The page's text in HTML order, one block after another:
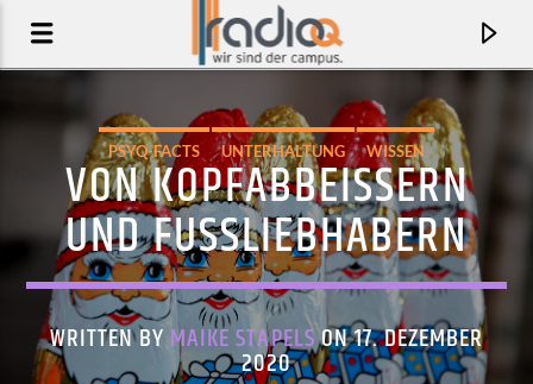
PSYQ-FACTS UNTERHALTUNG WISSEN
VON KOPFABBEISSERN U
ND FUSSLIEBHABERN
WRITTEN BYMAIKE STAPELSON 17. DEZEMBER
2020